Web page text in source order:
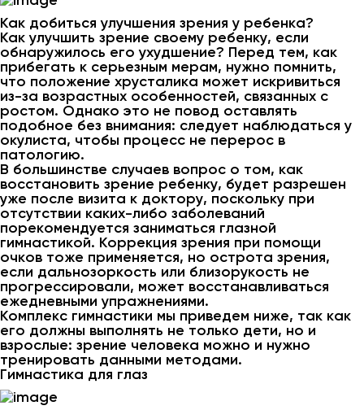
Как добиться улучшения зрения у ребенка?
Как улучшить зрение своему ребенку, если
обнаружилось его ухудшение? Перед тем, как
прибегать к серьезным мерам, нужно помнить,
что положение хрусталика может искривиться
из-за возрастных особенностей, связанных с
ростом. Однако это не повод оставлять
подобное без внимания: следует наблюдаться у
окулиста, чтобы процесс не перерос в
патологию.
В большинстве случаев вопрос о том, как
восстановить зрение ребенку, будет разрешен
уже после визита к доктору, поскольку при
отсутствии каких-либо заболеваний
порекомендуется заниматься глазной
гимнастикой. Коррекция зрения при помощи
очков тоже применяется, но острота зрения,
если дальнозоркость или близорукость не
прогрессировали, может восстанавливаться
ежедневными упражнениями.
Комплекс гимнастики мы приведем ниже, так как
его должны выполнять не только дети, но и
взрослые: зрение человека можно и нужно
тренировать данными методами.
Гимнастика для глаз